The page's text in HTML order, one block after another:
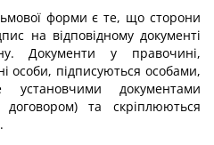
форми є те, що сторони
на відповідному документі
Документи у правочині,
особи, підписуються особами,
документами
договором) та скріплюються